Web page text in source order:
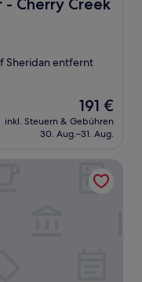
Cherry Creek
Sheridan entfernt
Der
Preis
beträgt
191 €
inkl. Steuern & Gebühren
30. Aug.–31. Aug.